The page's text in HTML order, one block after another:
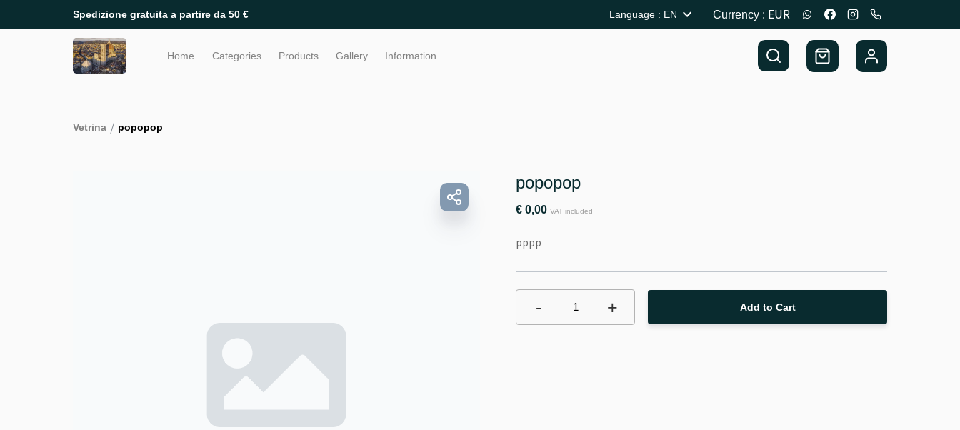
Spedizione gratuita a partire da 50 € Language : EN Currency : EUR
Home Categories Products Gallery Information
Vetrina / popopop
popopop
€ 0,00 VAT included
pppp
- 1 + Add to Cart